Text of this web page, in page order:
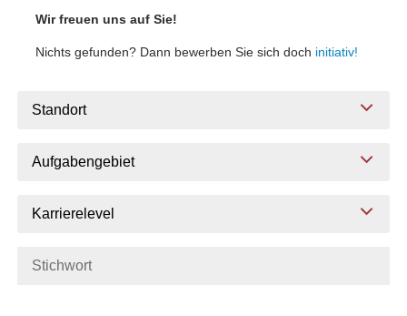
Wir freuen uns auf Sie!
Nichts gefunden? Dann bewerben Sie sich doch initiativ!
Standort
Aufgabengebiet
Karrierelevel